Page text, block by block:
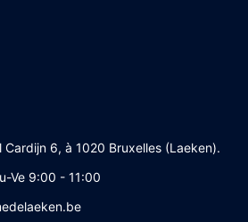
Cardijn 6, à 1020 Bruxelles (Laeken).
Ve 9:00 - 11:00